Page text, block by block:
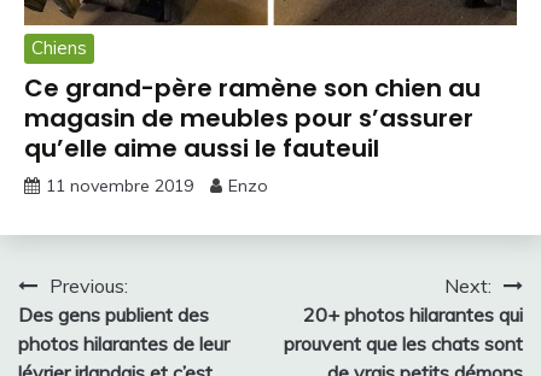
Chiens
Ce grand-père ramène son chien au
magasin de meubles pour s’assurer
qu’elle aime aussi le fauteuil
11 novembre 2019 Enzo
Navigation
de
Previous:
Des gens publient des
photos hilarantes de leur
Next:
20+ photos hilarantes qui
prouvent que les chats sont